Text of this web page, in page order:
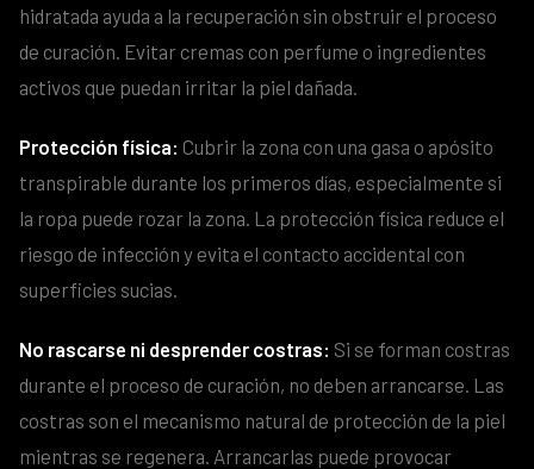
hidratada ayuda a la recuperación sin obstruir el proceso
de curación. Evitar cremas con perfume o ingredientes
activos que puedan irritar la piel dañada.
Protección física: Cubrir la zona con una gasa o apósito
transpirable durante los primeros días, especialmente si
la ropa puede rozar la zona. La protección física reduce el
riesgo de infección y evita el contacto accidental con
superficies sucias.
No rascarse ni desprender costras: Si se forman costras
durante el proceso de curación, no deben arrancarse. Las
costras son el mecanismo natural de protección de la piel
mientras se regenera. Arrancarlas puede provocar